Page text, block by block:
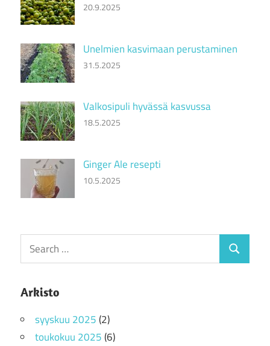
20.9.2025
Unelmien kasvimaan perustaminen
31.5.2025
Valkosipuli hyvässä kasvussa
18.5.2025
Ginger Ale resepti
10.5.2025
Search
for:
Search
Arkisto
syyskuu 2025(2)
toukokuu 2025(6)